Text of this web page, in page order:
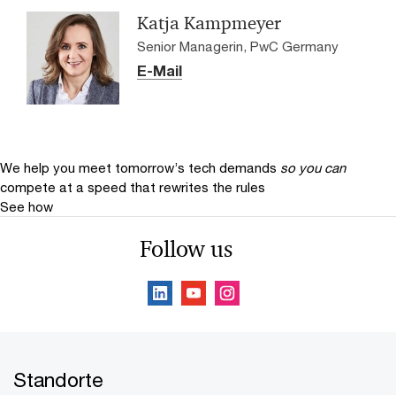
Katja Kampmeyer
Senior Managerin, PwC Germany
E-Mail
We help you meet tomorrow’s tech demands so you can
compete at a speed that rewrites the rules
See how
Follow us
Standorte